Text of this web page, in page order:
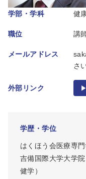
学部・学科 健
職位 講
メールアドレス
さ
外部リンク
学歴・学位
はくほう会医療専
吉備国際大学大学
健学）